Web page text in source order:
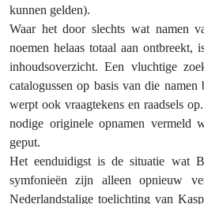
kunnen gelden).
Waar het door slechts wat namen
noemen helaas totaal aan ontbreekt,
inhoudsoverzicht. Een vluchtige
catalogussen op basis van die
werpt ook vraagtekens en raadsels
nodige originele opnamen vermeld
geput.
Het eenduidigst is de situatie wat
symfonieën zijn alleen opnieuw
Nederlandstalige toelichting van